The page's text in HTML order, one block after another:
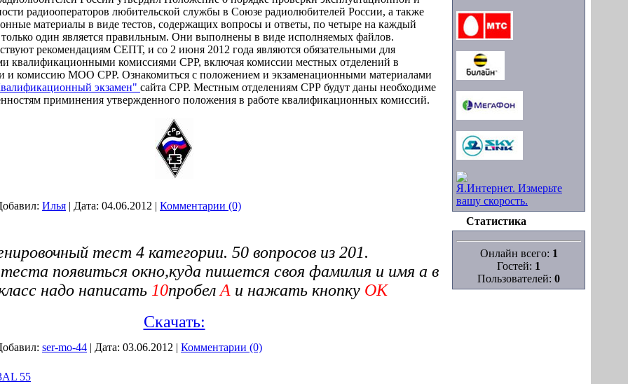
радиооператоров любительской службы в Союзе радиолюбителей России, а также
материалы в виде тестов, содержащих вопросы и ответы, по четыре на каждый
один является правильным. Они выполнены в виде исполняемых файлов.
рекомендациям СЕПТ, и со 2 июня 2012 года являются обязательными для
квалификационными комиссиями СРР, включая комиссии местных отделений в
и комиссию МОО СРР. Ознакомиться с положением и экзаменационными материалами
экзамен" сайта СРР. Местным отделениям СРР будут даны необходиме
приминения утвержденного положения в работе квалификационных комиссий.
Илья | Дата: 04.06.2012 | Комментарии (0)
тест 4 категории. 50 вопросов из 201.
появиться окно,куда пишется своя фамилия и имя а в
надо написать 10пробел А и нажать кнопкуОК
Скачать:
ser-mo-44 | Дата: 03.06.2012 | Комментарии (0)
55
Я.Интернет. Измерьте
вашу скорость.
Статистика
Онлайн всего: 1
Гостей: 1
Пользователей: 0